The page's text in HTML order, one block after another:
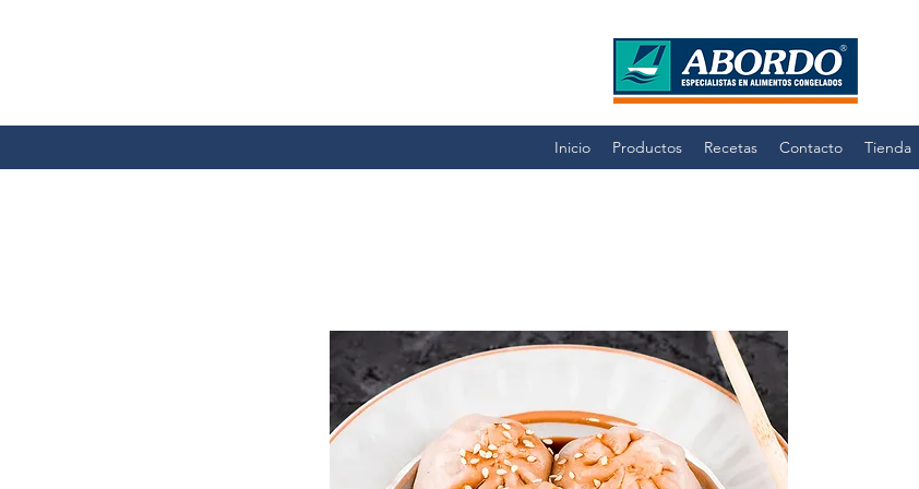
Inicio Productos Recetas Contacto Tienda